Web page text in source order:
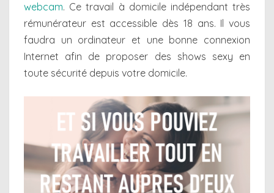
webcam. Ce travail à domicile indépendant très
rémunérateur est accessible dès 18 ans. Il vous
faudra un ordinateur et une bonne connexion
Internet afin de proposer des shows sexy en
toute sécurité depuis votre domicile.